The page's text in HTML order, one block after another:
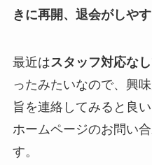
きに再開、退会がしや
最近はスタッフ対応な
ったみたいなので、興
旨を連絡してみると良い
ホームページのお問い
す。